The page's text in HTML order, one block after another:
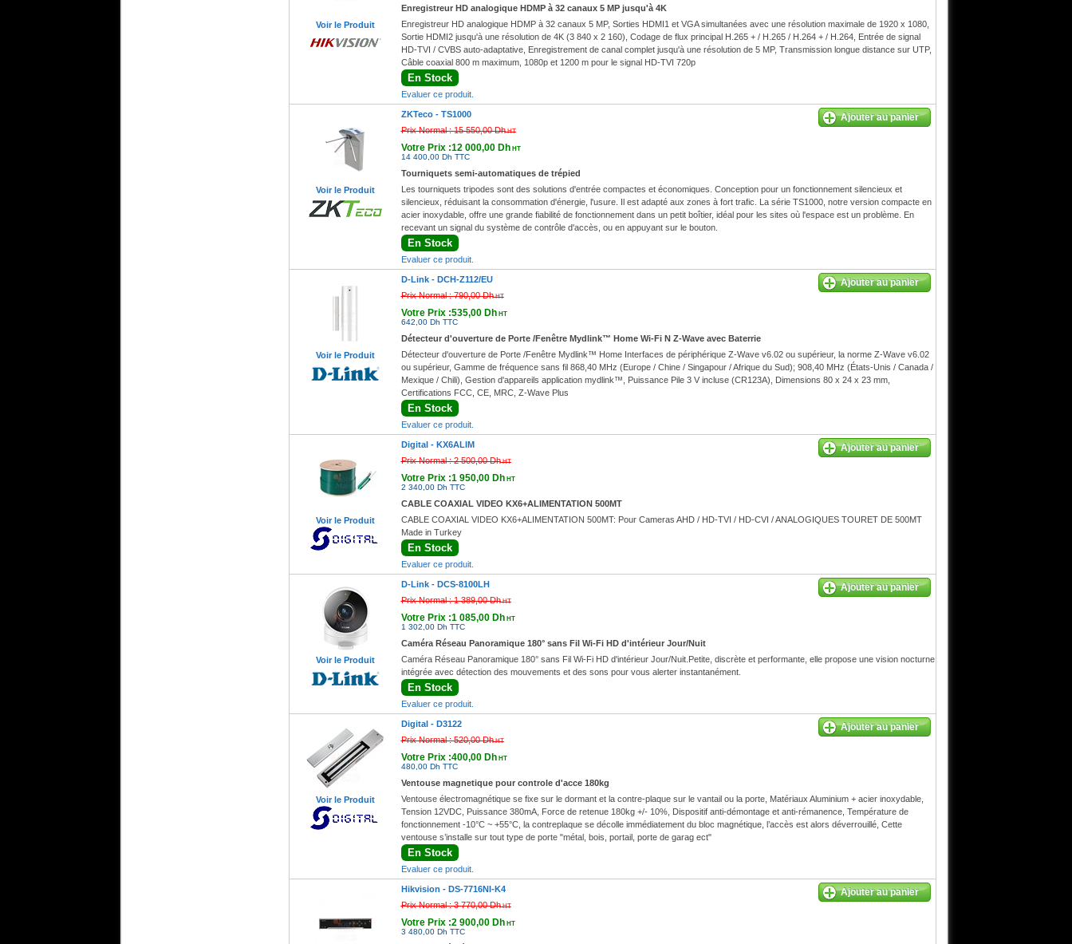
Voir le Produit
Enregistreur HD analogique HDMP à 32 canaux 5 MP jusqu'à 4K
Enregistreur HD analogique HDMP à 32 canaux 5 MP, Sorties HDMI1 et VGA simultanées avec une résolution maximale de 1920 x 1080,
Sortie HDMI2 jusqu'à une résolution de 4K (3 840 x 2 160), Codage de flux principal H.265 + / H.265 / H.264 + / H.264, Entrée de signal
HD-TVI / CVBS auto-adaptative, Enregistrement de canal complet jusqu'à une résolution de 5 MP, Transmission longue distance sur UTP,
Câble coaxial 800 m maximum, 1080p et 1200 m pour le signal HD-TVI 720p
En Stock
Evaluer ce produit.
Voir le Produit
ZKTeco - TS1000
Prix Normal :15 550,00 DhHT
Votre Prix :12 000,00 DhHT
14 400,00 Dh TTC
Ajouter au panier
Tourniquets semi-automatiques de trépied
Les tourniquets tripodes sont des solutions d'entrée compactes et économiques. Conception pour un fonctionnement silencieux et
silencieux, réduisant la consommation d'énergie, l'usure. Il est adapté aux zones à fort trafic. La série TS1000, notre version compacte en
acier inoxydable, offre une grande fiabilité de fonctionnement dans un petit boîtier, idéal pour les sites où l'espace est un problème. En
recevant un signal du système de contrôle d'accès, ou en appuyant sur le bouton.
En Stock
Evaluer ce produit.
Voir le Produit
D-Link - DCH-Z112/EU
Prix Normal :790,00 DhHT
Votre Prix :535,00 DhHT
642,00 Dh TTC
Ajouter au panier
Détecteur d'ouverture de Porte /Fenêtre Mydlink™ Home Wi-Fi N Z-Wave avec Baterrie
Détecteur d'ouverture de Porte /Fenêtre Mydlink™ Home Interfaces de périphérique Z-Wave v6.02 ou supérieur, la norme Z-Wave v6.02
ou supérieur, Gamme de fréquence sans fil 868,40 MHz (Europe / Chine / Singapour / Afrique du Sud); 908,40 MHz (États-Unis / Canada /
Mexique / Chili), Gestion d'appareils application mydlink™, Puissance Pile 3 V incluse (CR123A), Dimensions 80 x 24 x 23 mm,
Certifications FCC, CE, MRC, Z-Wave Plus
En Stock
Evaluer ce produit.
Voir le Produit
Digital - KX6ALIM
Prix Normal :2 500,00 DhHT
Votre Prix :1 950,00 DhHT
2 340,00 Dh TTC
Ajouter au panier
CABLE COAXIAL VIDEO KX6+ALIMENTATION 500MT
CABLE COAXIAL VIDEO KX6+ALIMENTATION 500MT: Pour Cameras AHD / HD-TVI / HD-CVI / ANALOGIQUES TOURET DE 500MT
Made in Turkey
En Stock
Evaluer ce produit.
Voir le Produit
D-Link - DCS-8100LH
Prix Normal :1 389,00 DhHT
Votre Prix :1 085,00 DhHT
1 302,00 Dh TTC
Ajouter au panier
Caméra Réseau Panoramique 180° sans Fil Wi-Fi HD d'intérieur Jour/Nuit
Caméra Réseau Panoramique 180° sans Fil Wi-Fi HD d'intérieur Jour/Nuit.Petite, discrète et performante, elle propose une vision nocturne
intégrée avec détection des mouvements et des sons pour vous alerter instantanément.
En Stock
Evaluer ce produit.
Voir le Produit
Digital - D3122
Prix Normal :520,00 DhHT
Votre Prix :400,00 DhHT
480,00 Dh TTC
Ajouter au panier
Ventouse magnetique pour controle d'acce 180kg
Ventouse électromagnétique se fixe sur le dormant et la contre-plaque sur le vantail ou la porte, Matériaux Aluminium + acier inoxydable,
Tension 12VDC, Puissance 380mA, Force de retenue 180kg +/- 10%, Dispositif anti-démontage et anti-rémanence, Température de
fonctionnement -10°C ~ +55°C, la contreplaque se décolle immédiatement du bloc magnétique, l’accès est alors déverrouillé, Cette
ventouse s’installe sur tout type de porte "métal, bois, portail, porte de garag ect"
En Stock
Evaluer ce produit.
Hikvision - DS-7716NI-K4
Prix Normal :3 770,00 DhHT
Votre Prix :2 900,00 DhHT
3 480,00 Dh TTC
Ajouter au panier